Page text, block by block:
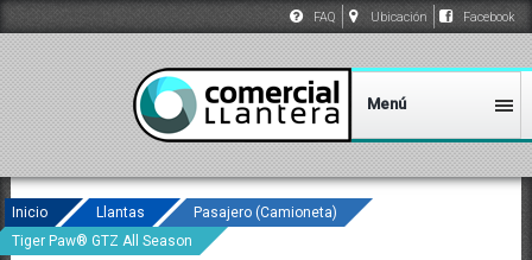
FAQ Ubicación Facebook
Inicio Llantas
Pasajero (Camioneta)
Tiger Paw® GTZ All Season